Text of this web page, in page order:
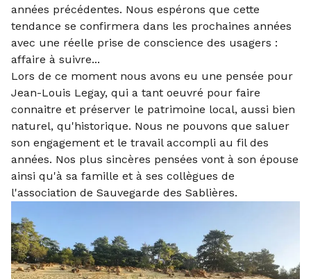
années précédentes. Nous espérons que cette
tendance se confirmera dans les prochaines années
avec une réelle prise de conscience des usagers :
affaire à suivre...
Lors de ce moment nous avons eu une pensée pour
Jean-Louis Legay, qui a tant oeuvré pour faire
connaitre et préserver le patrimoine local, aussi bien
naturel, qu'historique. Nous ne pouvons que saluer
son engagement et le travail accompli au fil des
années. Nos plus sincères pensées vont à son épouse
ainsi qu'à sa famille et à ses collègues de
l'association de Sauvegarde des Sablières.